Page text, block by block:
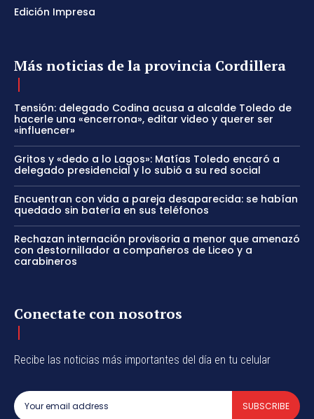
Edición Impresa
Más noticias de la provincia Cordillera
Tensión: delegado Codina acusa a alcalde Toledo de
hacerle una «encerrona», editar video y querer ser
«influencer»
Gritos y «dedo a lo Lagos»: Matías Toledo encaró a
delegado presidencial y lo subió a su red social
Encuentran con vida a pareja desaparecida: se habían
quedado sin batería en sus teléfonos
Rechazan internación provisoria a menor que amenazó
con destornillador a compañeros de Liceo y a
carabineros
Conectate con nosotros
Recibe las noticias más importantes del día en tu celular
SUBSCRIBE